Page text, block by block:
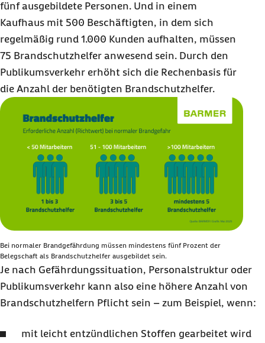
fünf ausgebildete Personen. Und in einem
Kaufhaus mit 500 Beschäftigten, in dem sich
regelmäßig rund 1.000 Kunden aufhalten, müssen
75 Brandschutzhelfer anwesend sein. Durch den
Publikumsverkehr erhöht sich die Rechenbasis für
die Anzahl der benötigten Brandschutzhelfer.
Bei normaler Brandgefährdung müssen mindestens fünf Prozent der
Belegschaft als Brandschutzhelfer ausgebildet sein.
Je nach Gefährdungssituation, Personalstruktur oder
Publikumsverkehr kann also eine höhere Anzahl von
Brandschutzhelfern Pflicht sein – zum Beispiel, wenn:
mit leicht entzündlichen Stoffen gearbeitet wird